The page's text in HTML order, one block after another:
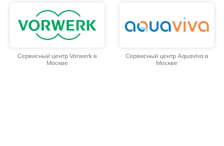
Сервисный центр Vorwerk в
Москве
Сервисный центр Aquaviva в
Москве